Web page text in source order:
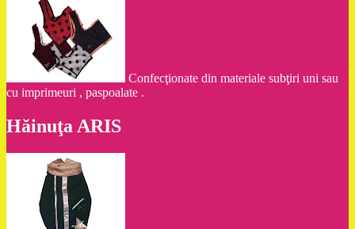
Confecţionate din materiale subţiri uni sau
cu imprimeuri , paspoalate .
Hăinuţa ARIS